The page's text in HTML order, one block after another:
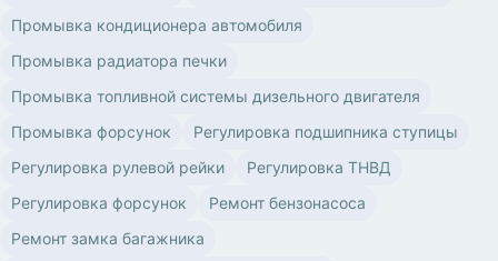
Промывка кондиционера автомобиля
Промывка радиатора печки
Промывка топливной системы дизельного двигателя
Промывка форсунок
Регулировка подшипника ступицы
Регулировка рулевой рейки
Регулировка ТНВД
Регулировка форсунок
Ремонт бензонасоса
Ремонт замка багажника